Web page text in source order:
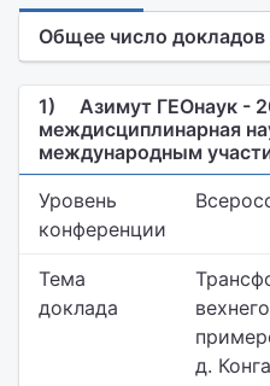
Общее число докладов
1)
Азимут ГЕОнаук -
междисциплинарная
международным
Уровень
конференции
Тема
доклада
д.